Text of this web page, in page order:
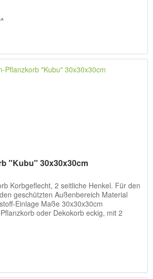
"Kubu" 30x30x30cm
Korbgeflecht, 2 seitliche Henkel. Für den
geschützten Außenbereich Material
Einlage Maße 30x30x30cm
oder Dekokorb eckig, mit 2